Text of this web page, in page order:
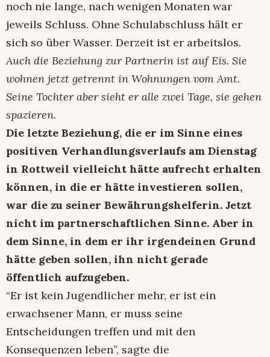
noch nie lange, nach wenigen Monaten war
jeweils Schluss. Ohne Schulabschluss hält er
sich so über Wasser. Derzeit ist er arbeitslos.
Auch die Beziehung zur Partnerin ist auf Eis. Sie
wohnen jetzt getrennt in Wohnungen vom Amt.
Seine Tochter aber sieht er alle zwei Tage, sie gehen
spazieren.
Die letzte Beziehung, die er im Sinne eines
positiven Verhandlungsverlaufs am Dienstag
in Rottweil vielleicht hätte aufrecht erhalten
können, in die er hätte investieren sollen,
war die zu seiner Bewährungshelferin. Jetzt
nicht im partnerschaftlichen Sinne. Aber in
dem Sinne, in dem er ihr irgendeinen Grund
hätte geben sollen, ihn nicht gerade
öffentlich aufzugeben.
“Er ist kein Jugendlicher mehr, er ist ein
erwachsener Mann, er muss seine
Entscheidungen treffen und mit den
Konsequenzen leben”, sagte die